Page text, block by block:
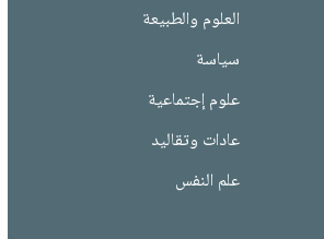
العلوم والطبيعة
سياسة
علوم إجتماعية
عادات وتقاليد
علم النفس